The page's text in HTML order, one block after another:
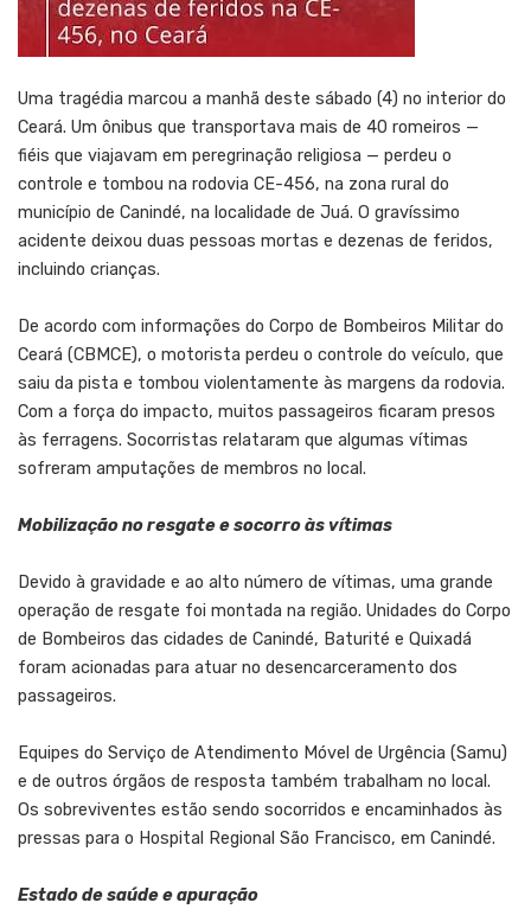
Uma tragédia marcou a manhã deste sábado (4) no interior do
Ceará. Um ônibus que transportava mais de 40 romeiros —
fiéis que viajavam em peregrinação religiosa — perdeu o
controle e tombou na rodovia CE-456, na zona rural do
município de Canindé, na localidade de Juá. O gravíssimo
acidente deixou duas pessoas mortas e dezenas de feridos,
incluindo crianças.
De acordo com informações do Corpo de Bombeiros Militar do
Ceará (CBMCE), o motorista perdeu o controle do veículo, que
saiu da pista e tombou violentamente às margens da rodovia.
Com a força do impacto, muitos passageiros ficaram presos
às ferragens. Socorristas relataram que algumas vítimas
sofreram amputações de membros no local.
Mobilização no resgate e socorro às vítimas
Devido à gravidade e ao alto número de vítimas, uma grande
operação de resgate foi montada na região. Unidades do Corpo
de Bombeiros das cidades de Canindé, Baturité e Quixadá
foram acionadas para atuar no desencarceramento dos
passageiros.
Equipes do Serviço de Atendimento Móvel de Urgência (Samu)
e de outros órgãos de resposta também trabalham no local.
Os sobreviventes estão sendo socorridos e encaminhados às
pressas para o Hospital Regional São Francisco, em Canindé.
Estado de saúde e apuração